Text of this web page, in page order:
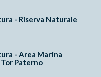
- Riserva Naturale
- Area Marina
Paterno